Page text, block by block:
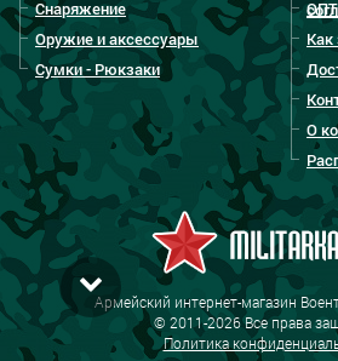
Снаряжение
Оружие и аксессуары
Сумки - Рюкзаки
Как
О
Армейский интернет-магазин
© 2011-2026 Все права
Политика